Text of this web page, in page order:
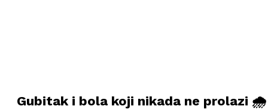
Gubitak i bola koji nikada ne prolazi 🌧️